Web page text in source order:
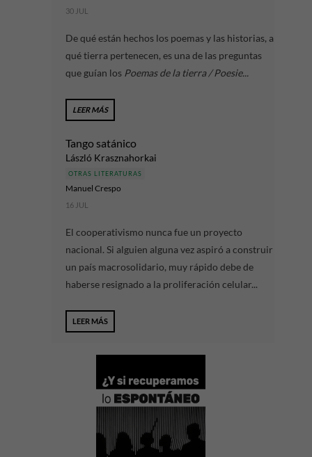
30 JUL
De qué están hechos los poemas y las historias, a
qué tierra pertenecen, es una de las preguntas
que guían los Poemas de la tierra / Poesie...
LEER MÁS
Tango satánico
László Krasznahorkai
OTRAS LITERATURAS
Manuel Crespo
16 JUL
El cooperativismo nunca fue un proyecto
nacional. Si alguien alguna vez aspiró a construir
un país macrosolidario, muy rápido debe de
haberse resignado a la proliferación celular...
LEER MÁS